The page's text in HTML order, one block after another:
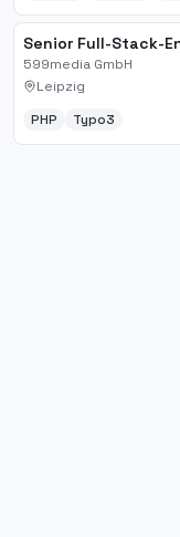
Senior Full-Stack-
599media GmbH
Leipzig
PHP
Typo3